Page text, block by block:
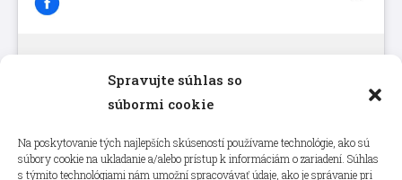
Spravujte súhlas so
súbormi cookie
Na poskytovanie tých najlepších skúseností používame technológie, ako sú
súbory cookie na ukladanie a/alebo prístup k informáciám o zariadení. Súhlas
s týmito technológiami nám umožní spracovávať údaje, ako je správanie pri
Kliknutím prijmete súbory cookie